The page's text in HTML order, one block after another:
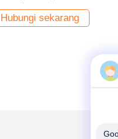
Hubungi sekarang